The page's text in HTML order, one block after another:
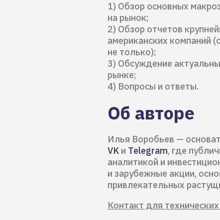
1) Обзор основных
на рынок;
2) Обзор отчетов
американских компаний
не только);
3) Обсуждение
рынке;
4) Вопросы и ответы.
Об авторе
Илья Воробьев —
VK и Telegram, где
аналитикой и
и зарубежные акции,
привлекательных
Контакт для